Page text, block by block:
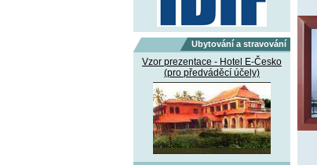
Ubytování a stravování
Vzor prezentace - Hotel E-Česko
(pro předváděcí účely)